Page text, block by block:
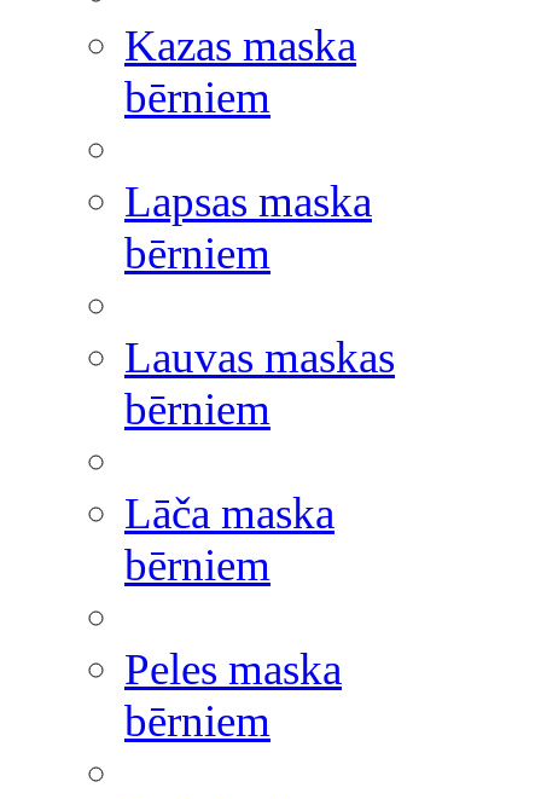
Kazas maska
bērniem
Lapsas maska
bērniem
Lauvas maskas
bērniem
Lāča maska
bērniem
Peles maska
bērniem